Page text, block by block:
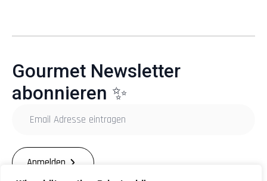
Gourmet Newsletter
abonnieren ✨
Adresse
Anmelden